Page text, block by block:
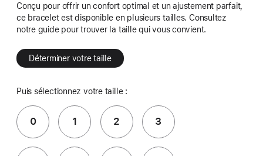
Conçu pour offrir un confort optimal et un ajustement parfait,
ce bracelet est disponible en plusieurs tailles. Consultez
notre guide pour trouver la taille qui vous convient.
Déterminer votre taille
Puis sélectionnez votre taille :
0 1 2 3